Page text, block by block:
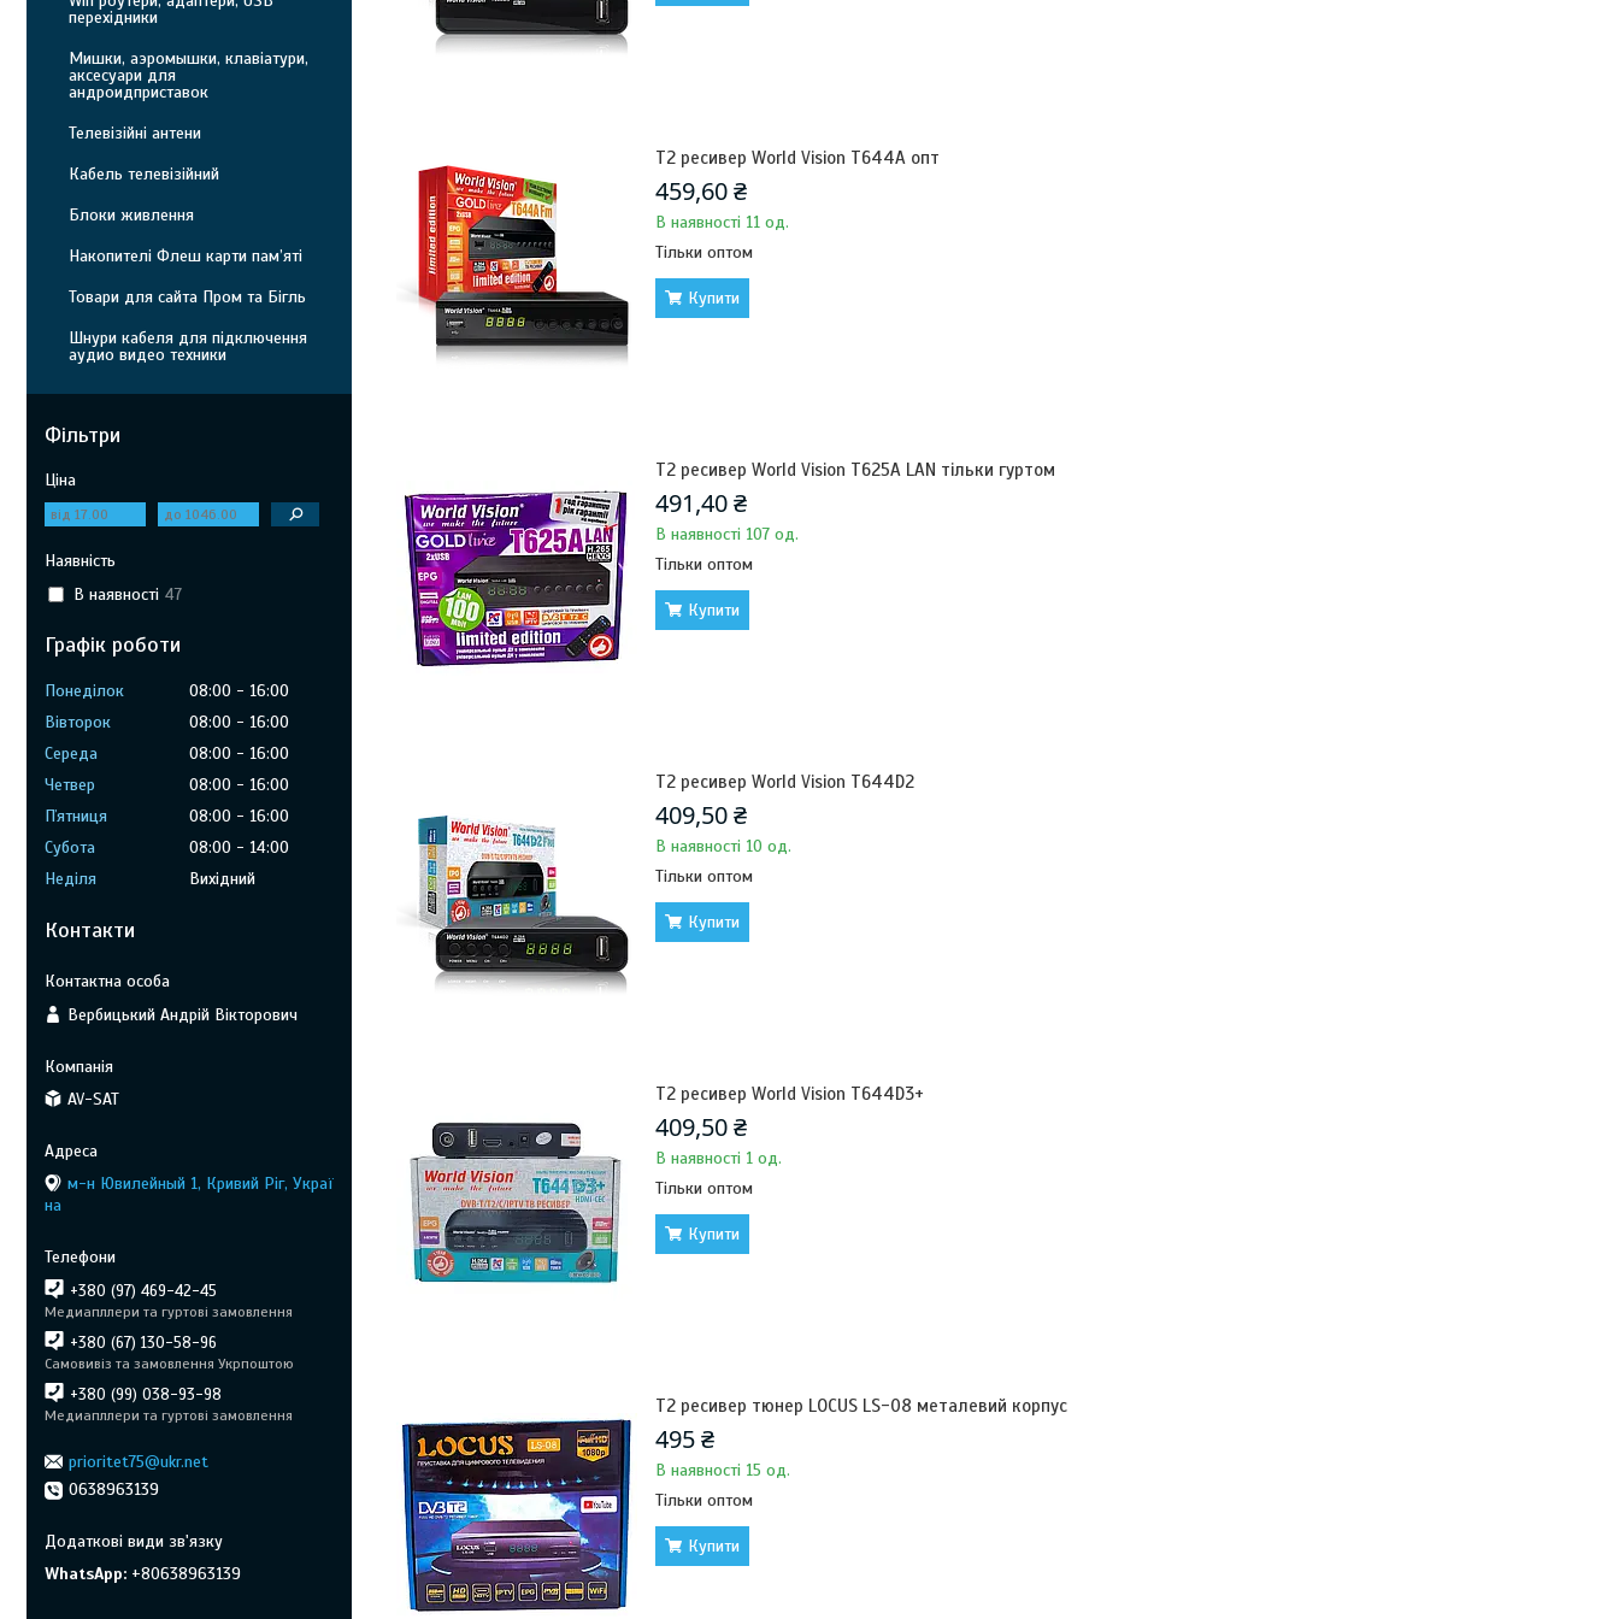
Т2 ресивер World Vision T644A опт
459,60 ₴
В наявності 11 од.
Тільки оптом
Купити
Т2 ресивер World Vision T625A LAN тільки гуртом
491,40 ₴
В наявності 107 од.
Тільки оптом
Купити
Т2 ресивер World Vision T644D2
409,50 ₴
В наявності 10 од.
Тільки оптом
Купити
Т2 ресивер World Vision T644D3+
409,50 ₴
В наявності 1 од.
Тільки оптом
Купити
Т2 ресивер тюнер LOCUS LS-08 металевий корпус
495 ₴
В наявності 15 од.
Тільки оптом
Купити
перехідники
Мишки, аэромышки, клавіатури,
аксесуари для
андроидприставок
Телевізійні антени
Кабель телевізійний
Блоки живлення
Накопителі Флеш карти пам’яті
Товари для сайта Пром та Бігль
Шнури кабеля для підключення
аудио видео техники
Фільтри
Ціна
Наявність
В наявності 47
Графік роботи
Понеділок 08:00
16:00
Вівторок
08:00
16:00
Середа
08:00
16:00
Четвер
08:00
16:00
Пʼятниця
08:00
16:00
Субота
08:00
14:00
Неділя
Вихідний
Контакти
Вербицький Андрій Вікторович
AV-SAT
м-н Ювилейный 1, Кривий Ріг, Украї
на
+380 (97) 469-42-45
Медиапллери та гуртові замовлення
+380 (67) 130-58-96
Самовивіз та замовлення Укрпоштою
+380 (99) 038-93-98
Медиапллери та гуртові замовлення
prioritet75@ukr.net
0638963139
WhatsApp +80638963139